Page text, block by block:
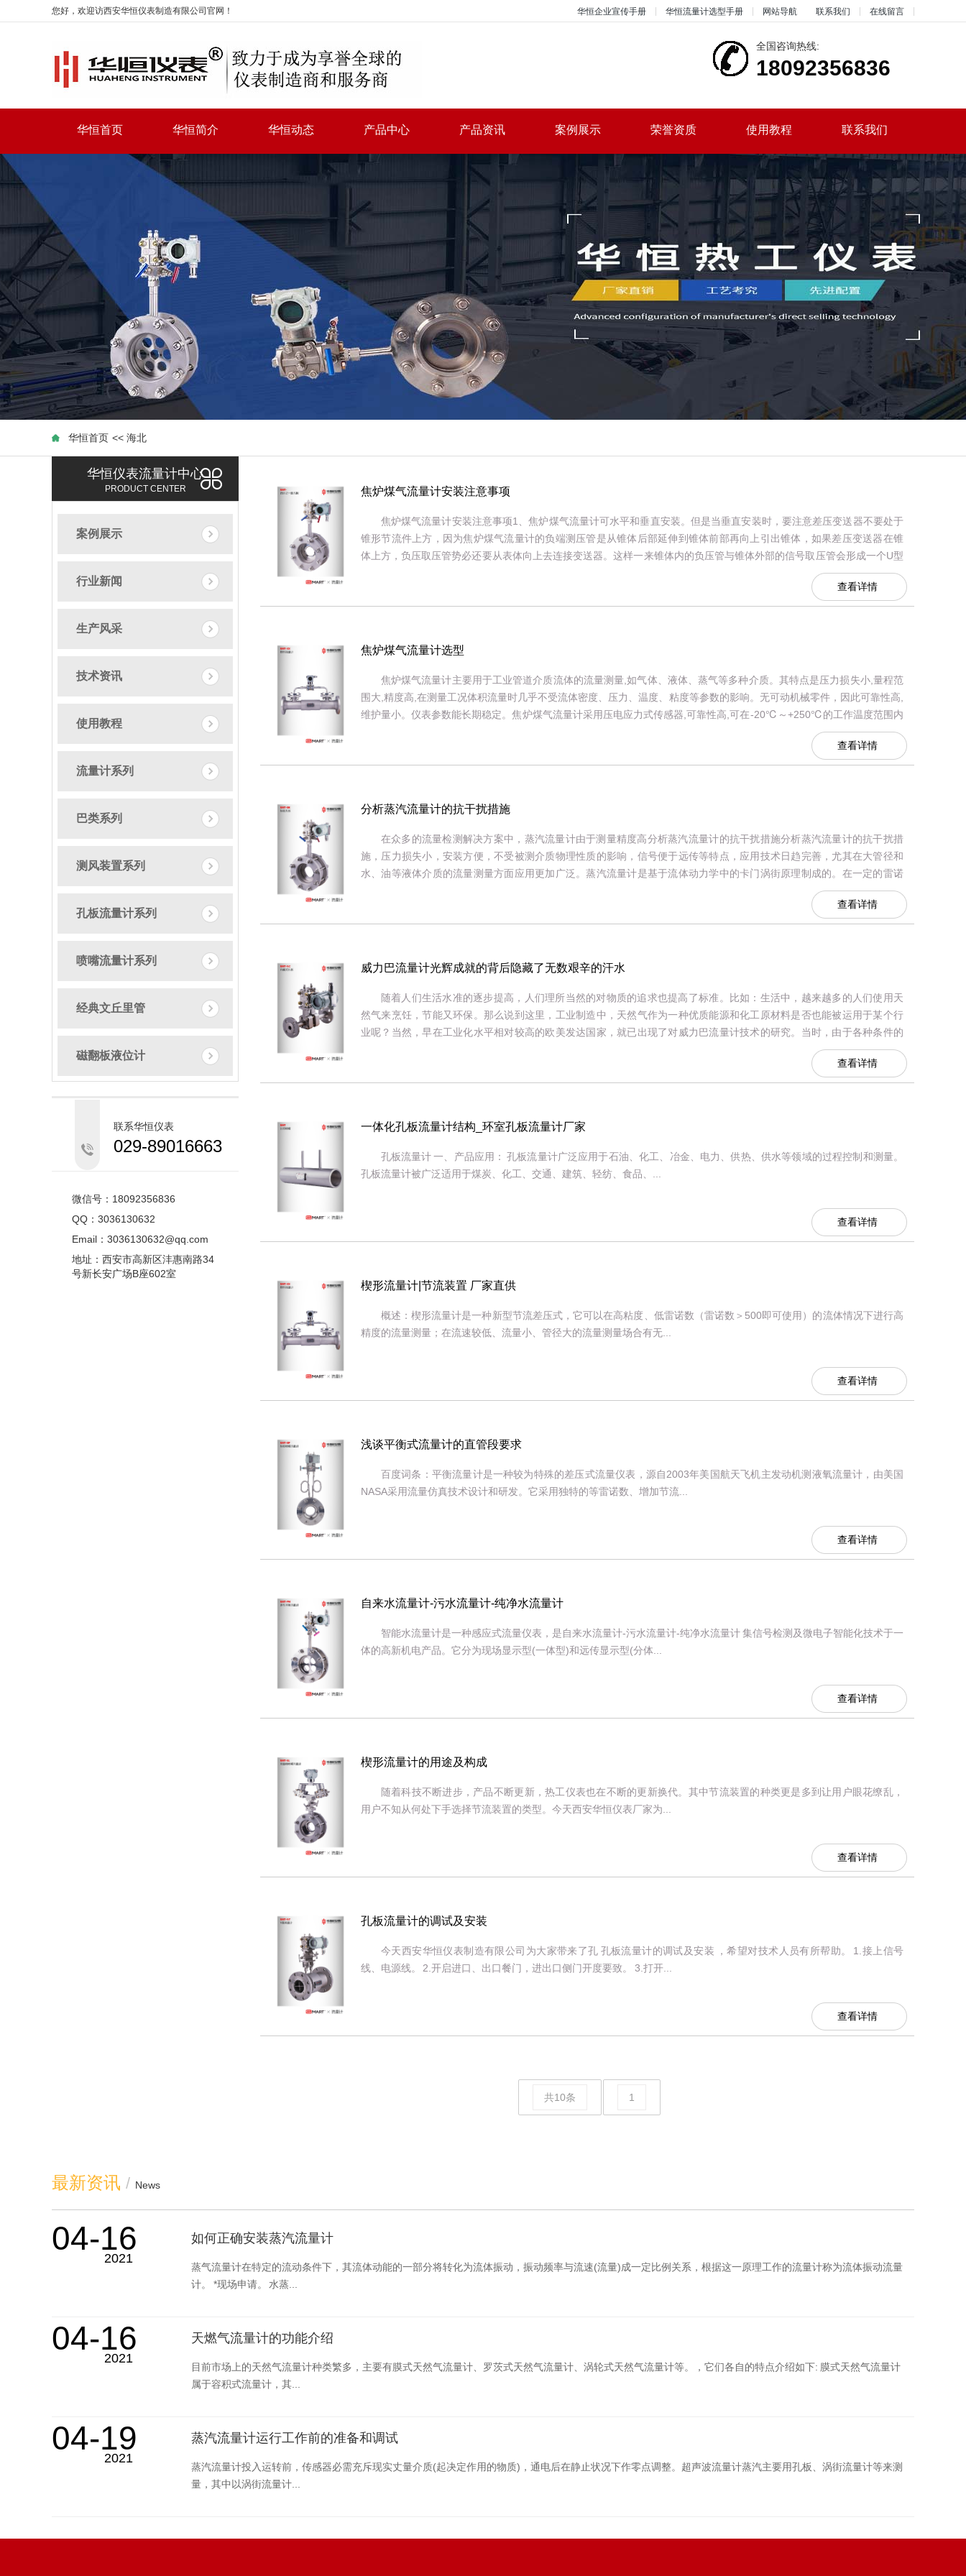
您好，欢迎访西安华恒仪表制造有限公司官网！ 华恒企业宣传手册 华恒流量计选型手册 网站导航 联系我们 在线留言
全国咨询热线:
18092356836
华恒首页 华恒简介 华恒动态 产品中心 产品资讯 案例展示 荣誉资质 使用教程 联系我们
华恒首页 << 海北
海北流量计_海北差压式流量计厂家
焦炉煤气流量计安装注意事项
焦炉煤气流量计安装注意事项1、焦炉煤气流量计可水平和垂直安装。但是当垂直安装时，要注意差压变送器不要处于
锥形节流件上方，因为焦炉煤气流量计的负端测压管是从锥体后部延伸到锥体前部再向上引出锥体，如果差压变送器在锥
体上方，负压取压管势必还要从表体向上去连接变送器。这样一来锥体内的负压管与锥体外部的信号取压管会形成一个U型
查看详情
焦炉煤气流量计选型
焦炉煤气流量计主要用于工业管道介质流体的流量测量,如气体、液体、蒸气等多种介质。其特点是压力损失小,量程范
围大,精度高,在测量工况体积流量时几乎不受流体密度、压力、温度、粘度等参数的影响。无可动机械零件，因此可靠性高,
维护量小。仪表参数能长期稳定。焦炉煤气流量计采用压电应力式传感器,可靠性高,可在-20℃～+250℃的工作温度范围内
查看详情
分析蒸汽流量计的抗干扰措施
在众多的流量检测解决方案中，蒸汽流量计由于测量精度高分析蒸汽流量计的抗干扰措施分析蒸汽流量计的抗干扰措
施，压力损失小，安装方便，不受被测介质物理性质的影响，信号便于远传等特点，应用技术日趋完善，尤其在大管径和
水、油等液体介质的流量测量方面应用更加广泛。蒸汽流量计是基于流体动力学中的卡门涡街原理制成的。在一定的雷诺
查看详情
威力巴流量计光辉成就的背后隐藏了无数艰辛的汗水
随着人们生活水准的逐步提高，人们理所当然的对物质的追求也提高了标准。比如：生活中，越来越多的人们使用天
然气来烹饪，节能又环保。那么说到这里，工业制造中，天然气作为一种优质能源和化工原材料是否也能被运用于某个行
业呢？当然，早在工业化水平相对较高的欧美发达国家，就已出现了对威力巴流量计技术的研究。当时，由于各种条件的
查看详情
一体化孔板流量计结构_环室孔板流量计厂家
孔板流量计 一、产品应用： 孔板流量计广泛应用于石油、化工、冶金、电力、供热、供水等领域的过程控制和测量。
孔板流量计被广泛适用于煤炭、化工、交通、建筑、轻纺、食品、...
查看详情
楔形流量计|节流装置 厂家直供
概述：楔形流量计是一种新型节流差压式，它可以在高粘度、低雷诺数（雷诺数＞500即可使用）的流体情况下进行高
精度的流量测量；在流速较低、流量小、管径大的流量测量场合有无...
查看详情
浅谈平衡式流量计的直管段要求
百度词条：平衡流量计是一种较为特殊的差压式流量仪表，源自2003年美国航天飞机主发动机测液氧流量计，由美国
NASA采用流量仿真技术设计和研发。它采用独特的等雷诺数、增加节流...
查看详情
自来水流量计-污水流量计-纯净水流量计
智能水流量计是一种感应式流量仪表，是自来水流量计-污水流量计-纯净水流量计 集信号检测及微电子智能化技术于一
体的高新机电产品。它分为现场显示型(一体型)和远传显示型(分体...
查看详情
楔形流量计的用途及构成
随着科技不断进步，产品不断更新，热工仪表也在不断的更新换代。其中节流装置的种类更是多到让用户眼花缭乱，
用户不知从何处下手选择节流装置的类型。今天西安华恒仪表厂家为...
查看详情
孔板流量计的调试及安装
今天西安华恒仪表制造有限公司为大家带来了孔 孔板流量计的调试及安装 ，希望对技术人员有所帮助。 1.接上信号
线、电源线。 2.开启进口、出口餐门，进出口侧门开度要致。 3.打开...
查看详情
共10条 1
华恒仪表流量计中心
PRODUCT CENTER
案例展示
行业新闻
生产风采
技术资讯
使用教程
流量计系列
巴类系列
测风装置系列
孔板流量计系列
喷嘴流量计系列
经典文丘里管
磁翻板液位计
联系华恒仪表
029-89016663
微信号：18092356836
QQ：3036130632
Email：3036130632@qq.com
地址：西安市高新区沣惠南路34
号新长安广场B座602室
最新资讯 / News
04-16
2021
如何正确安装蒸汽流量计
蒸气流量计在特定的流动条件下，其流体动能的一部分将转化为流体振动，振动频率与流速(流量)成一定比例关系，根据这一原理工作的流量计称为流体振动流量
计。 *现场申请。 水蒸...
04-16
2021
天燃气流量计的功能介绍
目前市场上的天然气流量计种类繁多，主要有膜式天然气流量计、罗茨式天然气流量计、涡轮式天然气流量计等。，它们各自的特点介绍如下: 膜式天然气流量计
属于容积式流量计，其...
04-19
2021
蒸汽流量计运行工作前的准备和调试
蒸汽流量计投入运转前，传感器必需充斥现实丈量介质(起决定作用的物质)，通电后在静止状况下作零点调整。超声波流量计蒸汽主要用孔板、涡街流量计等来测
量，其中以涡街流量计...